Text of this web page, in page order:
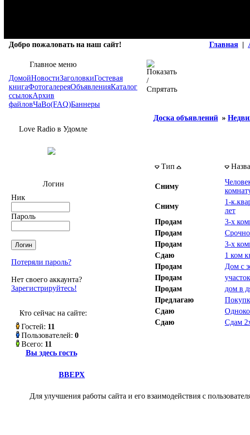
Добро пожаловать на наш сайт! Главная |
Главное меню
ДомойНовостиЗаголовкиГостевая
книгаФотогалереяОбъявленияКаталог
ссылокАрхив
файловЧаВо(FAQ)Баннеры
Love Radio в Удомле
Логин
Ник
Пароль
Потеряли пароль?
Нет своего аккаунта?
Зарегистрируйтесь!
Кто сейчас на сайте:
Гостей: 11
Пользователей: 0
Всего: 11
Вы здесь гость
Доска объявлений »
Тип
Сниму
Сниму
1-
лет
Продам
3-х
Продам
Продам
3-х
Сдаю
1 ком
Продам
Дом с
Продам
Продам
дом в
Предлагаю
Сдаю
Сдаю
Сдам
ВВЕРХ
Для улучшения работы сайта и его взаимодействия с